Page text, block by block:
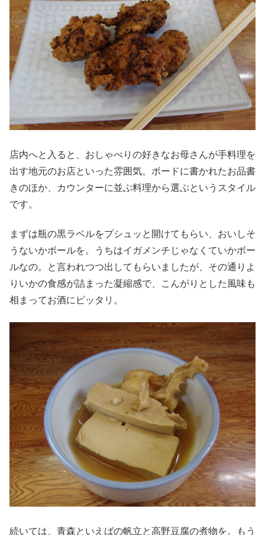
店内へと入ると、おしゃべりの好きなお母さんが手料理を
出す地元のお店といった雰囲気。ボードに書かれたお品書
きのほか、カウンターに並ぶ料理から選ぶというスタイル
です。
まずは瓶の黒ラベルをプシュッと開けてもらい、おいしそ
うないかボールを。うちはイガメンチじゃなくていかボー
ルなの。と言われつつ出してもらいましたが、その通りよ
りいかの食感が詰まった凝縮感で、こんがりとした風味も
相まってお酒にピッタリ。
続いては、青森といえばの帆立と高野豆腐の煮物を。もう